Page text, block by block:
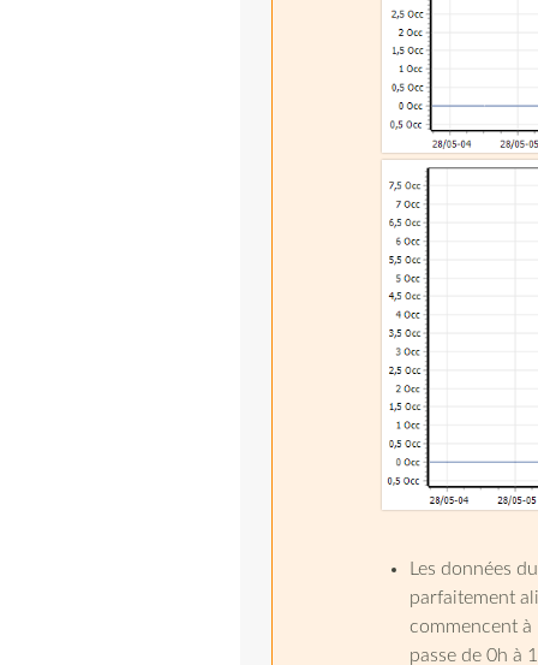
Les données
parfaitement
commencent
passe de 0h à